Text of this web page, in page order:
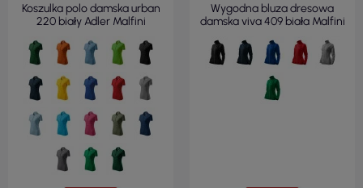
Koszulka polo damska urban
220 biały Adler Malfini
Wygodna bluza dresowa
damska viva 409 biała Malfini